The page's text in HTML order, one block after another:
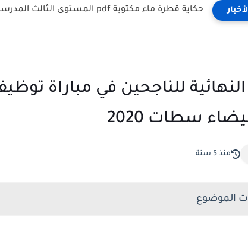
حكاية قطرة ماء مكتوبة pdf المستوى الثالث المدرسة الرائدة
النهائية للناجحين في مباراة
سطات 2020
منذ 5 سنة
الموضوع